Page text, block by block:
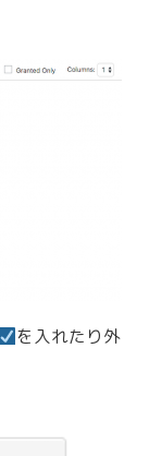
を入れたり外